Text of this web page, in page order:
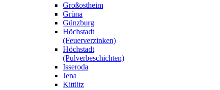
Großostheim
Grüna
Günzburg
Höchstadt
(Feuerverzinken)
Höchstadt
(Pulverbeschichten)
Isseroda
Jena
Kittlitz